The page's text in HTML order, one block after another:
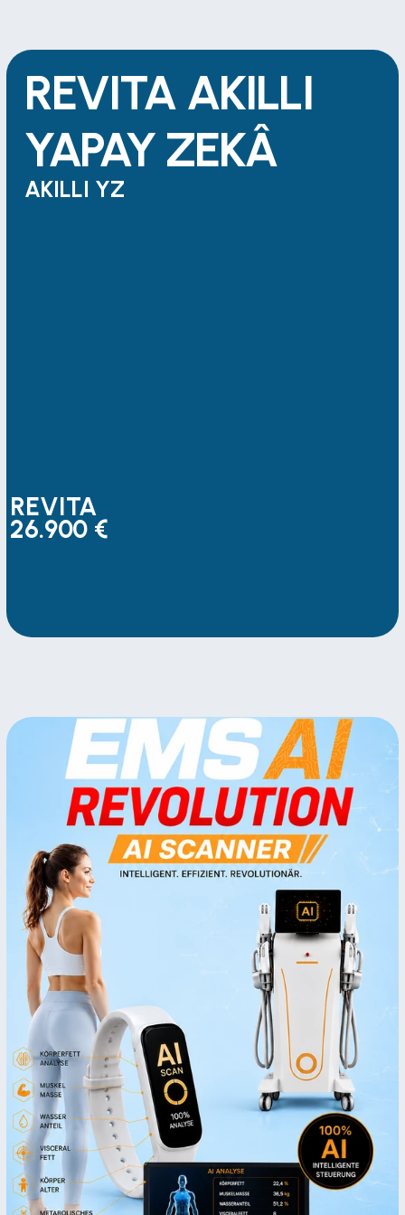
REVITA
26.900 €
REVITA
26.900 €
REVITA AKILLI
YAPAY ZEKÂ
AKILLI YZ